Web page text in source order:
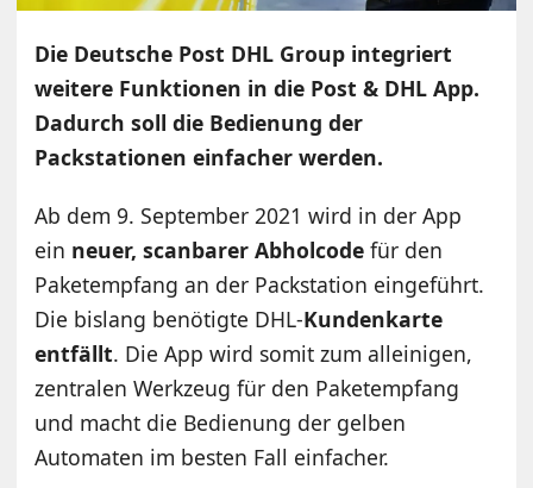
Die Deutsche Post DHL Group integriert
weitere Funktionen in die Post & DHL App.
Dadurch soll die Bedienung der
Packstationen einfacher werden.
Ab dem 9. September 2021 wird in der App
ein neuer, scanbarer Abholcode für den
Paketempfang an der Packstation eingeführt.
Die bislang benötigte DHL-Kundenkarte
entfällt. Die App wird somit zum alleinigen,
zentralen Werkzeug für den Paketempfang
und macht die Bedienung der gelben
Automaten im besten Fall einfacher.